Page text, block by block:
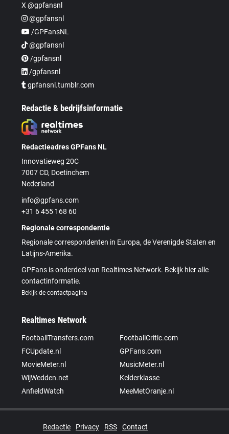
X @gpfansnl
@gpfansnl
/GPFansNL
@gpfansnl
/gpfansnl
/gpfansnl
gpfansnl.tumblr.com
Redactie & bedrijfsinformatie
Redactieadres GPFans NL
Innovatieweg 20C
7007 CD, Doetinchem
Nederland
info@gpfans.com
+31 6 455 168 60
Regionale correspondentie
Regionale correspondenten in Europa, de Verenigde Staten en
Latijns-Amerika.
GPFans is onderdeel van Realtimes Network. Bekijk hier alle
contactinformatie.
Bekijk de contactpagina
Realtimes Network
FootballTransfers.com
FootballCritic.com
FCUpdate.nl
GPFans.com
MovieMeter.nl
MusicMeter.nl
WijWedden.net
Kelderklasse
AnfieldWatch
MeeMetOranje.nl
Redactie Privacy RSS Contact